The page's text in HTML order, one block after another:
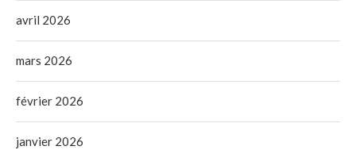
avril 2026
mars 2026
février 2026
janvier 2026